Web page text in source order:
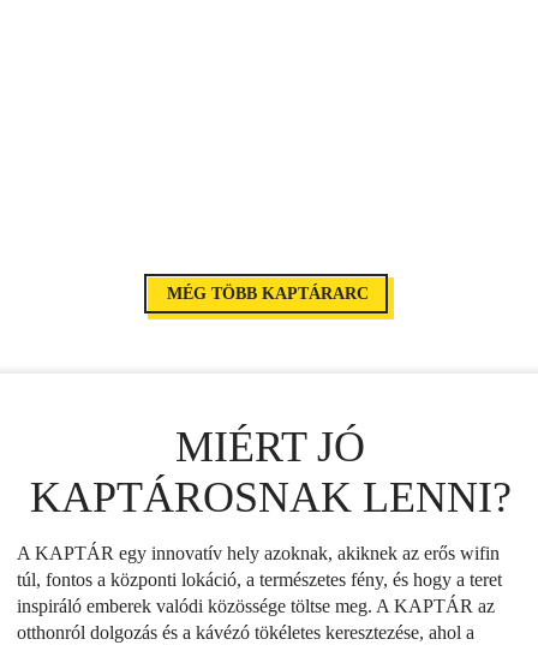
MÉG TÖBB KAPTÁRARC
MIÉRT JÓ
KAPTÁROSNAK LENNI?
A KAPTÁR egy innovatív hely azoknak, akiknek az erős wifin
túl, fontos a központi lokáció, a természetes fény, és hogy a teret
inspiráló emberek valódi közössége töltse meg. A KAPTÁR az
otthonról dolgozás és a kávézó tökéletes keresztezése, ahol a